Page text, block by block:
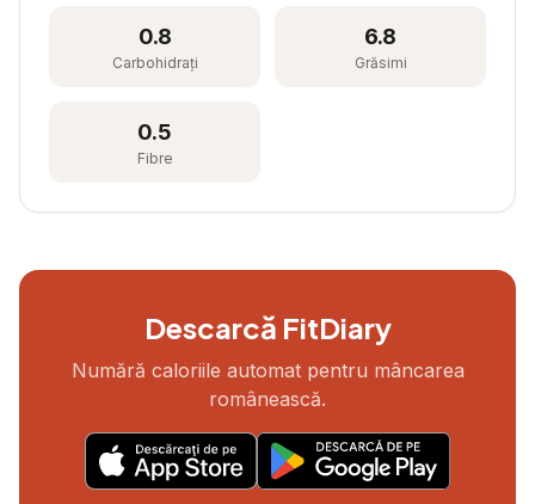
0.8
Carbohidrați
6.8
Grăsimi
0.5
Fibre
Descarcă FitDiary
Numără caloriile automat pentru mâncarea
românească.